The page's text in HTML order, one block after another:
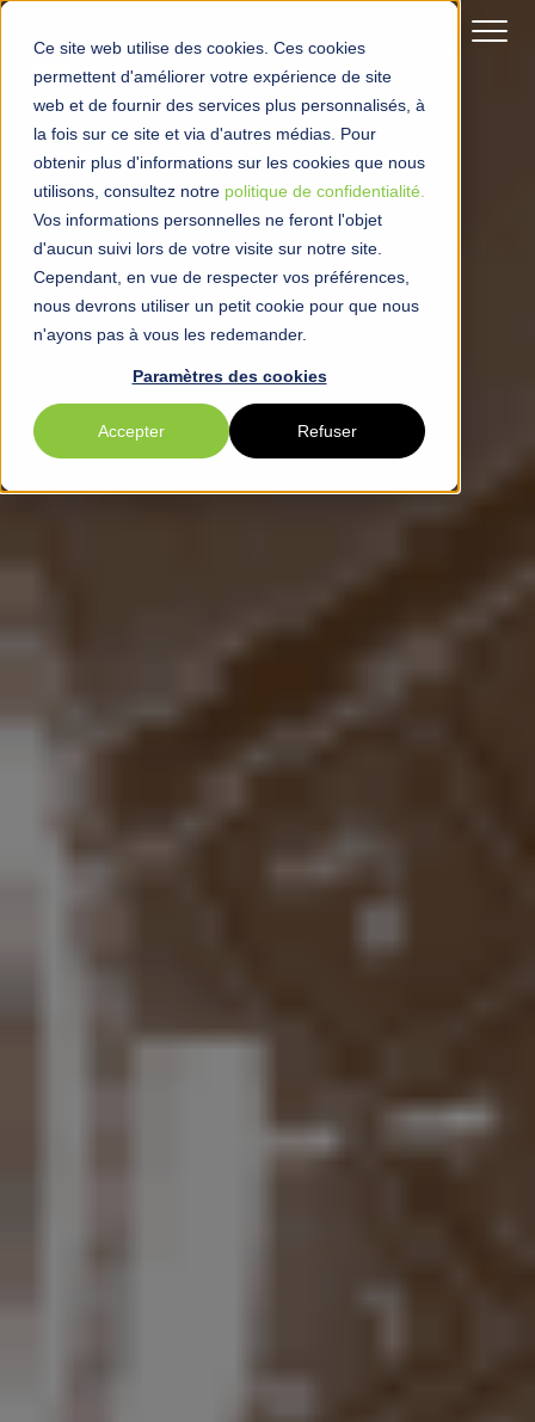
Ce site web utilise des cookies. Ces cookies
permettent d'améliorer votre expérience de site
web et de fournir des services plus personnalisés, à
la fois sur ce site et via d'autres médias. Pour
obtenir plus d'informations sur les cookies que nous
utilisons, consultez notre politique de confidentialité.
Vos informations personnelles ne feront l'objet
d'aucun suivi lors de votre visite sur notre site.
Cependant, en vue de respecter vos préférences,
nous devrons utiliser un petit cookie pour que nous
n'ayons pas à vous les redemander.
Paramètres des cookies
Accepter Refuser